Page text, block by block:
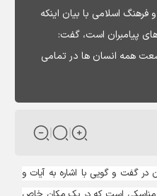
اسلامی با بیان اینکه
پیامبران است، گفت:
همه انسان ها در تمامی
گفت و گویی با اشاره به آیات و